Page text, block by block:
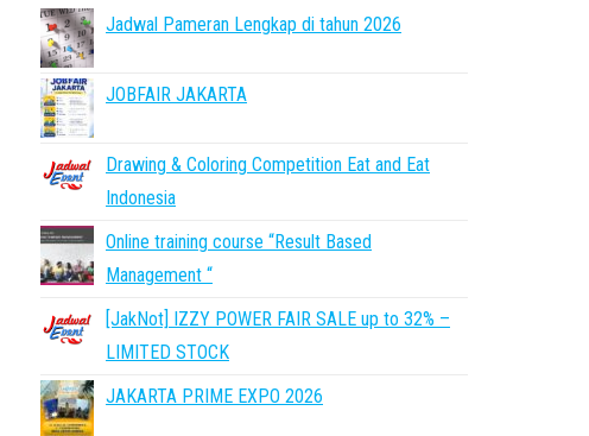
Jadwal Pameran Lengkap di tahun 2026
JOBFAIR JAKARTA
Drawing & Coloring Competition Eat and Eat
Indonesia
Online training course “Result Based
Management “
[JakNot] IZZY POWER FAIR SALE up to 32% –
LIMITED STOCK
JAKARTA PRIME EXPO 2026